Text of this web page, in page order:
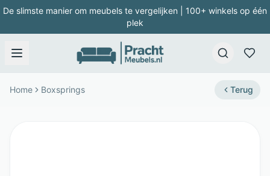
De slimste manier om meubels te vergelijken | 100+ winkels op één
plek
Home Boxsprings Terug